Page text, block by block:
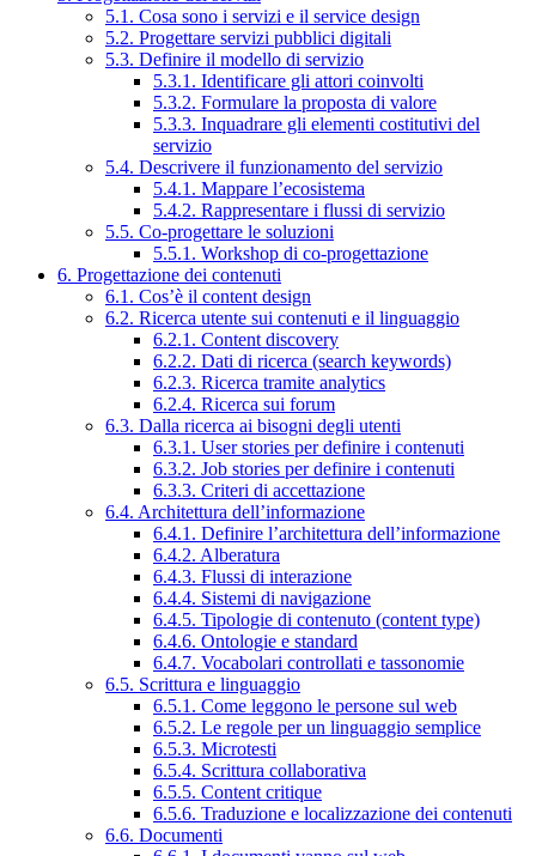
5.1. Cosa sono i servizi e il service design
5.2. Progettare servizi pubblici digitali
5.3. Definire il modello di servizio
5.3.1. Identificare gli attori coinvolti
5.3.2. Formulare la proposta di valore
5.3.3. Inquadrare gli elementi costitutivi del
servizio
5.4. Descrivere il funzionamento del servizio
5.4.1. Mappare l’ecosistema
5.4.2. Rappresentare i flussi di servizio
5.5. Co-progettare le soluzioni
5.5.1. Workshop di co-progettazione
6. Progettazione dei contenuti
6.1. Cos’è il content design
6.2. Ricerca utente sui contenuti e il linguaggio
6.2.1. Content discovery
6.2.2. Dati di ricerca (search keywords)
6.2.3. Ricerca tramite analytics
6.2.4. Ricerca sui forum
6.3. Dalla ricerca ai bisogni degli utenti
6.3.1. User stories per definire i contenuti
6.3.2. Job stories per definire i contenuti
6.3.3. Criteri di accettazione
6.4. Architettura dell’informazione
6.4.1. Definire l’architettura dell’informazione
6.4.2. Alberatura
6.4.3. Flussi di interazione
6.4.4. Sistemi di navigazione
6.4.5. Tipologie di contenuto (content type)
6.4.6. Ontologie e standard
6.4.7. Vocabolari controllati e tassonomie
6.5. Scrittura e linguaggio
6.5.1. Come leggono le persone sul web
6.5.2. Le regole per un linguaggio semplice
6.5.3. Microtesti
6.5.4. Scrittura collaborativa
6.5.5. Content critique
6.5.6. Traduzione e localizzazione dei contenuti
6.6. Documenti